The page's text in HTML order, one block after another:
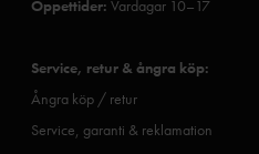
Öppettider: Vardagar 10–17
Service, retur & ångra köp:
Ångra köp / retur
Service, garanti & reklamation